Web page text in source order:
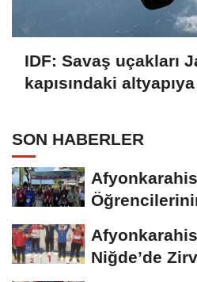
IDF: Savaş uçakları
kapısındaki altyapıya
SON HABERLER
Niğde’de